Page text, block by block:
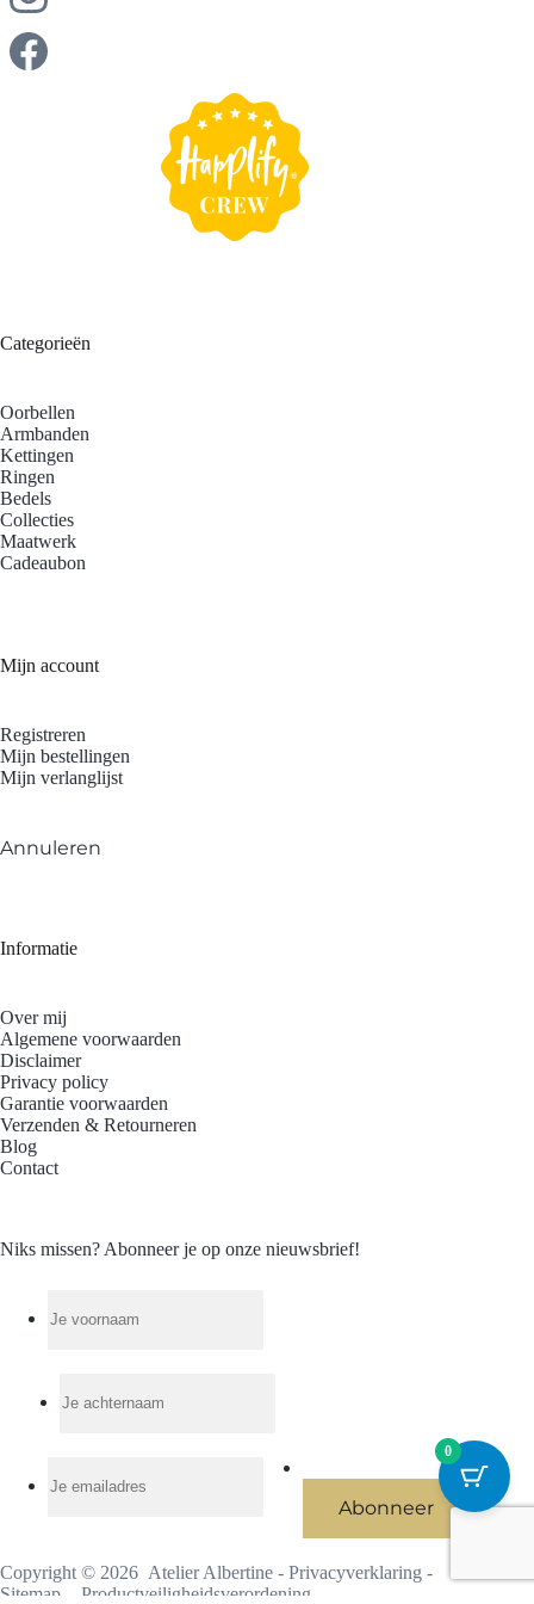
op jouw persoonlijke collectie en een bijzonder cadeau.
Categorieën
Oorbellen
Armbanden
Kettingen
Ringen
Bedels
Collecties
Maatwerk
Cadeaubon
Mijn account
Registreren
Mijn bestellingen
Mijn verlanglijst
Annuleren
Informatie
Over mij
Algemene voorwaarden
Disclaimer
Privacy policy
Garantie voorwaarden
Verzenden & Retourneren
Blog
Contact
Niks missen? Abonneer je op onze nieuwsbrief!
Copyright © 2026 Atelier Albertine - Privacyverklaring -
Sitemap
Productveiligheidsverordening
0